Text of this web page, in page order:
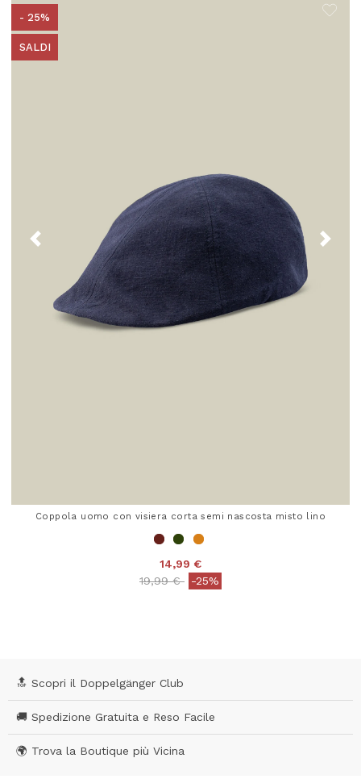
- 25%
SALDI
Coppola uomo con visiera corta semi nascosta misto lino
14,99 €
Price reduced from
19,99 €to-25%
🔝 Scopri il Doppelgänger Club
🚚 Spedizione Gratuita e Reso Facile
🌍 Trova la Boutique più Vicina